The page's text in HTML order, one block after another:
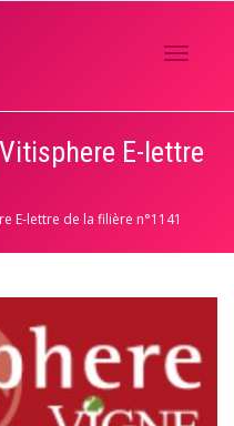
E-lettre
E-lettre de la filière n°1141